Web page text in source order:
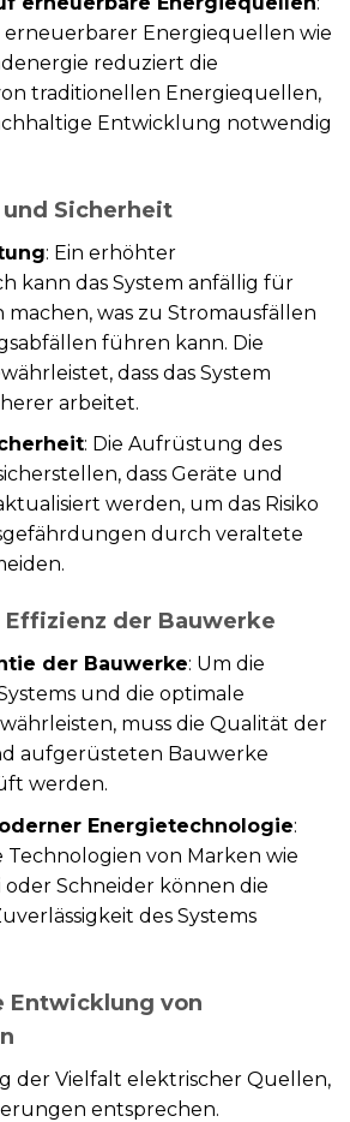
erneuerbarer Energiequellen wie
reduziert die
traditionellen Energiequellen,
Entwicklung notwendig
Sicherheit
: Ein erhöhter
kann das System anfällig für
was zu Stromausfällen
führen kann. Die
dass das System
arbeitet.
: Die Aufrüstung des
dass Geräte und
werden, um das Risiko
durch veraltete
der Bauwerke
der Bauwerke: Um die
und die optimale
muss die Qualität der
aufgerüsteten Bauwerke
werden.
Energietechnologie:
von Marken wie
oder Schneider können die
des Systems
Entwicklung von
der Vielfalt elektrischer Quellen,
entsprechen.